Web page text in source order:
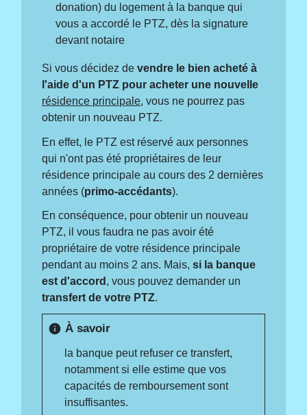
donation) du logement à la banque qui
vous a accordé le PTZ, dès la signature
devant notaire
Si vous décidez devendre le bien acheté à
l'aide d'un PTZ pour acheter une nouvelle
résidence principale, vous ne pourrez pas
obtenir un nouveau PTZ.
En effet, le PTZ est réservé aux personnes
qui n'ont pas été propriétaires de leur
résidence principale au cours des 2 dernières
années (primo-accédants).
En conséquence, pour obtenir un nouveau
PTZ, il vous faudra ne pas avoir été
propriétaire de votre résidence principale
pendant au moins 2 ans. Mais,si la banque
est d'accord , vous pouvez demander un
transfert de votre PTZ.
info À savoir
la banque peut refuser ce transfert,
notamment si elle estime que vos
capacités de remboursement sont
insuffisantes.